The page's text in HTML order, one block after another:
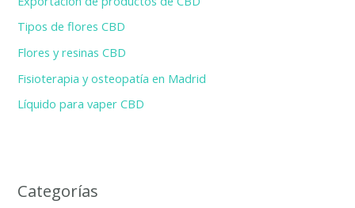
o
r
:
Tipos de flores CBD
Flores y resinas CBD
Fisioterapia y osteopatía en Madrid
Líquido para vaper CBD
Categorías